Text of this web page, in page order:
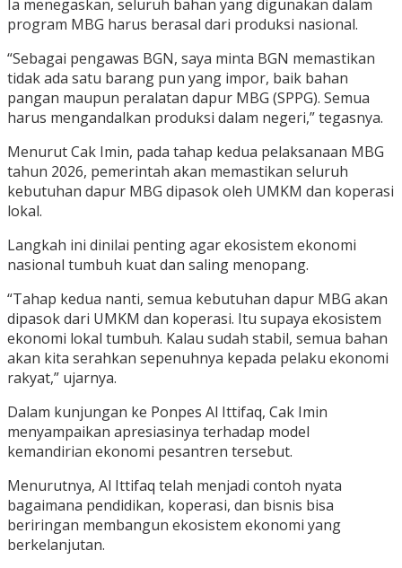
Ia menegaskan, seluruh bahan yang digunakan dalam
program MBG harus berasal dari produksi nasional.
“Sebagai pengawas BGN, saya minta BGN memastikan
tidak ada satu barang pun yang impor, baik bahan
pangan maupun peralatan dapur MBG (SPPG). Semua
harus mengandalkan produksi dalam negeri,” tegasnya.
Menurut Cak Imin, pada tahap kedua pelaksanaan MBG
tahun 2026, pemerintah akan memastikan seluruh
kebutuhan dapur MBG dipasok oleh UMKM dan koperasi
lokal.
Langkah ini dinilai penting agar ekosistem ekonomi
nasional tumbuh kuat dan saling menopang.
“Tahap kedua nanti, semua kebutuhan dapur MBG akan
dipasok dari UMKM dan koperasi. Itu supaya ekosistem
ekonomi lokal tumbuh. Kalau sudah stabil, semua bahan
akan kita serahkan sepenuhnya kepada pelaku ekonomi
rakyat,” ujarnya.
Dalam kunjungan ke Ponpes Al Ittifaq, Cak Imin
menyampaikan apresiasinya terhadap model
kemandirian ekonomi pesantren tersebut.
Menurutnya, Al Ittifaq telah menjadi contoh nyata
bagaimana pendidikan, koperasi, dan bisnis bisa
beriringan membangun ekosistem ekonomi yang
berkelanjutan.